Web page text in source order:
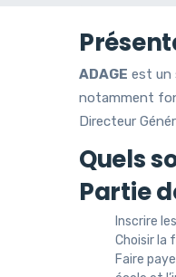
ADAGE est un
notamment
Directeur
Quels
Partie
Inscrire
Choisir la
Faire